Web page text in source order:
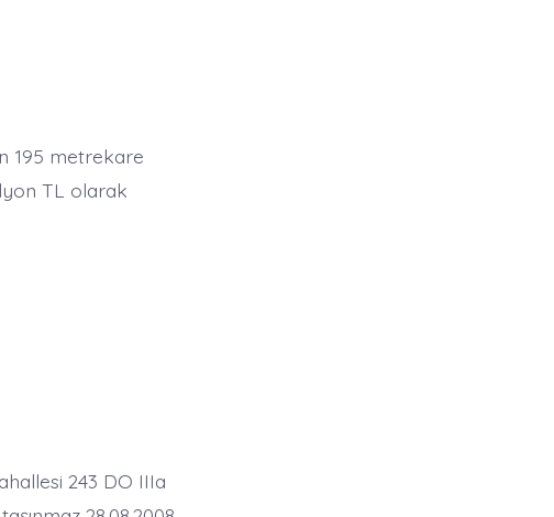
195 metrekare
TL olarak
243 DO IIIa